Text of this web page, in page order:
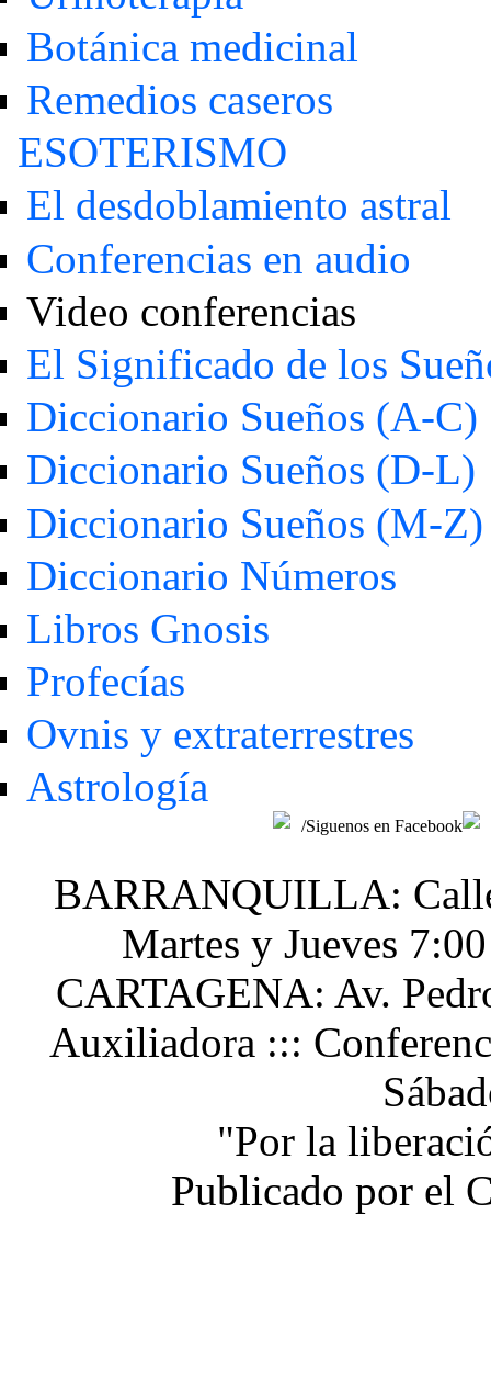
Botánica medicinal
Remedios caseros
ESOTERISMO
El desdoblamiento astral
Conferencias en audio
Video conferencias
El Significado de los
Diccionario Sueños (A-C)
Diccionario Sueños (D-L)
Diccionario Sueños (M-Z)
Diccionario Números
Libros Gnosis
Profecías
Ovnis y extraterrestres
Astrología
/Siguenos en Facebook
BARRANQUILLA:
Martes y Jueves
CARTAGENA: Av.
Auxiliadora :::
"Por la
Publicado por el